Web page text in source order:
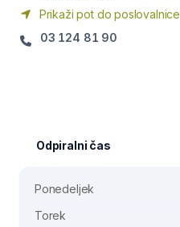
Prikaži pot do poslovalnice
03 124 81 90
Odpiralni čas
Ponedeljek
Torek